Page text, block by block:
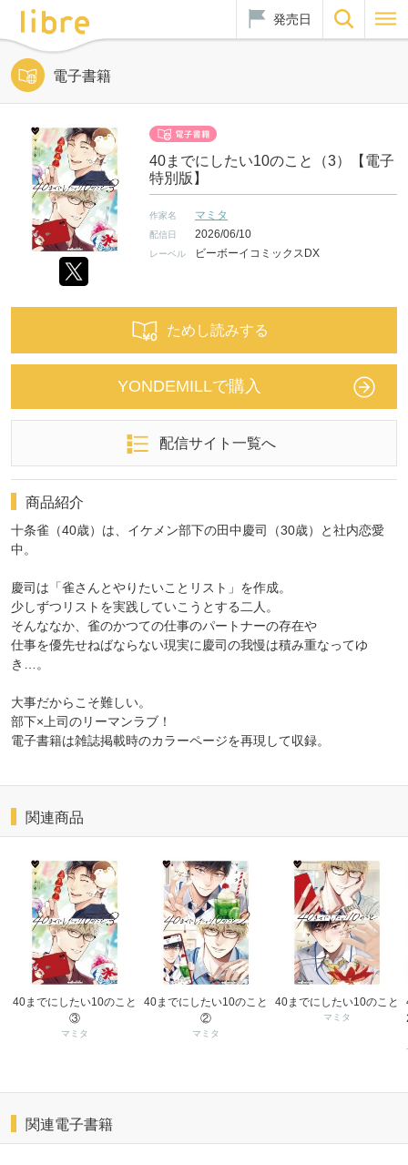
発売日
電子書籍
40までにしたい10のこと（3）【電子
特別版】
作家名 マミタ
配信日 2026/06/10
レーベル ビーボーイコミックスDX
ためし読みする
YONDEMILLで購入
配信サイト一覧へ
商品紹介
十条雀（40歳）は、イケメン部下の田中慶司（30歳）と社内恋愛
中。
慶司は「雀さんとやりたいことリスト」を作成。
少しずつリストを実践していこうとする二人。
そんななか、雀のかつての仕事のパートナーの存在や
仕事を優先せねばならない現実に慶司の我慢は積み重なってゆ
き…。
大事だからこそ難しい。
部下×上司のリーマンラブ！
電子書籍は雑誌掲載時のカラーページを再現して収録。
関連商品
40までにしたい10のこと
③
マミタ
40までにしたい10のこと
②
マミタ
40までにしたい10のこと
マミタ
関連電子書籍